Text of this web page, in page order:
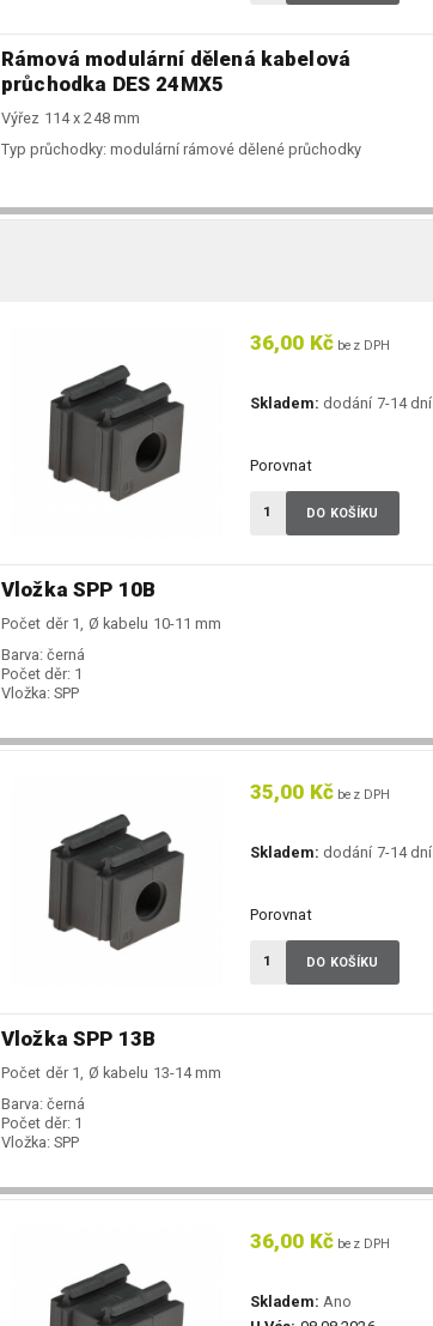
Rámová modulární dělená kabelová
průchodka DES 24MX5
Výřez 114 x 248 mm
Typ průchodky: modulární rámové dělené průchodky
Vložka SPP 10B
Počet děr 1, Ø kabelu 10-11 mm
Barva: černá
Počet děr: 1
Vložka: SPP
36,00 Kč bez DPH
Skladem: dodání 7-14 dní
Porovnat
DO KOŠÍKU
Vložka SPP 13B
Počet děr 1, Ø kabelu 13-14 mm
Barva: černá
Počet děr: 1
Vložka: SPP
35,00 Kč bez DPH
Skladem: dodání 7-14 dní
Porovnat
DO KOŠÍKU
36,00 Kč bez DPH
Skladem: Ano